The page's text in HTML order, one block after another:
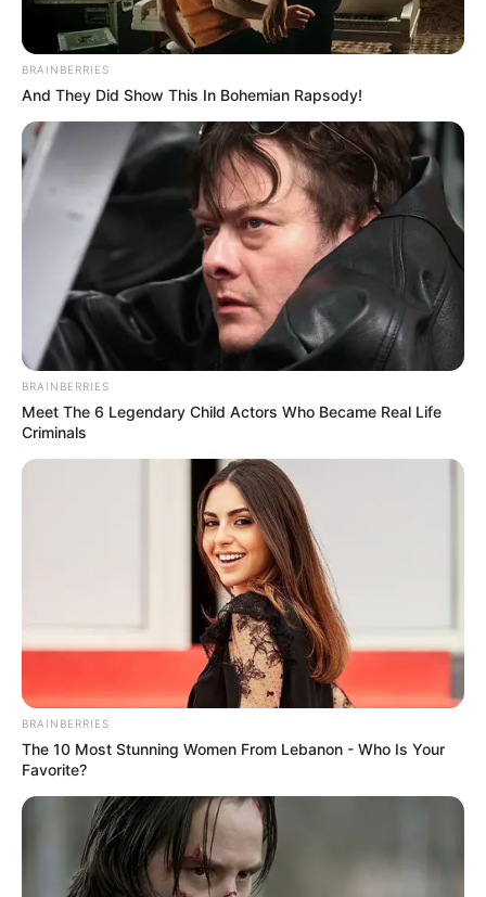
LIHAT ARTIKEL LAINNYA
BRAINBERRIES
And They Did Show This In Bohemian Rapsody!
BRAINBERRIES
Meet The 6 Legendary Child Actors Who Became Real Life
Criminals
BRAINBERRIES
The 10 Most Stunning Women From Lebanon - Who Is Your
Favorite?